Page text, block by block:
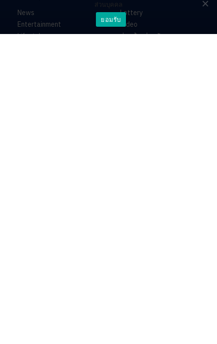
News
Entertainment
Lifestyle
Lottery
Video
ร่วมด้วยช่วยกัน
ส่วนบุคคล
ยอมรับ